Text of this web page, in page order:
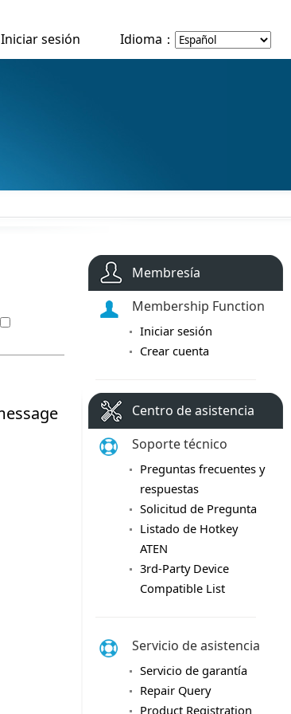
Iniciar sesión Idioma：
Membresía
Membership Function
Iniciar sesión
Crear cuenta
Centro de asistencia
Soporte técnico
Preguntas frecuentes y
respuestas
Solicitud de Pregunta
Listado de Hotkey
ATEN
3rd-Party Device
Compatible List
Servicio de asistencia
Servicio de garantía
Repair Query
Product Registration